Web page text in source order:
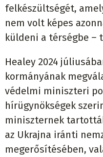
felkészültségét,
nem volt képes
küldeni a térségbe –
Healey 2024
kormányának
védelmi miniszteri
hírügynökségek
miniszternek
az Ukrajna iránti
megerősítésében,